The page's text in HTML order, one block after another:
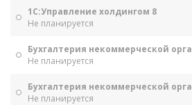
1С:Управление холдингом 8
Не планируется
Бухгалтерия некоммерческой
Не планируется
Бухгалтерия некоммерческой
Не планируется